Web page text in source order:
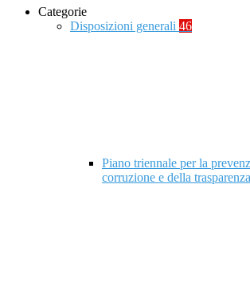
Categorie
Disposizioni generali 46
Piano triennale per la
corruzione e della trasparenza